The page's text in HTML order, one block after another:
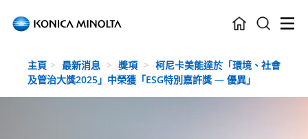
Skip to main content
主頁 最新消息 獎項
柯尼卡美能達於「環境、社會
及管治大獎2025」中榮獲「ESG特別嘉許獎 — 優異」